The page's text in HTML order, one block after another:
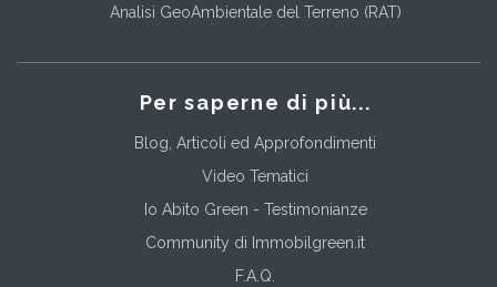
Analisi GeoAmbientale del Terreno (RAT)
Per saperne di più...
Blog, Articoli ed Approfondimenti
Video Tematici
Io Abito Green - Testimonianze
Community di Immobilgreen.it
F.A.Q.